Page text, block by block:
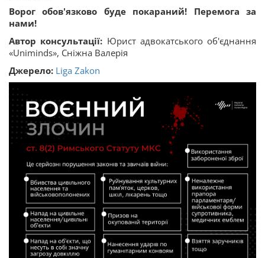
Ворог обов'язково буде покараний! Перемога за
нами!
Автор консультації: Юрист адвокатського об'єднання
«Uniminds», Сніжна Валерія
Джерело: Liga Zakon